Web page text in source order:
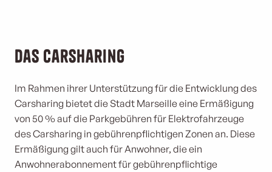
Das Carsharing
Im Rahmen ihrer Unterstützung für die Entwicklung des
Carsharing bietet die Stadt Marseille eine Ermäßigung
von 50 % auf die Parkgebühren für Elektrofahrzeuge
des Carsharing in gebührenpflichtigen Zonen an. Diese
Ermäßigung gilt auch für Anwohner, die ein
Anwohnerabonnement für gebührenpflichtige